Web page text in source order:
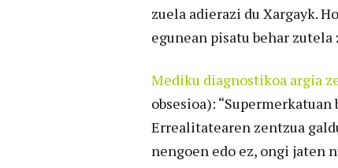
zuela adierazi du Xargayk.
egunean pisatu behar
Mediku diagnostikoa argia
obsesioa):
Errealitatearen zentzua
nengoen edo ez, ongi jaten